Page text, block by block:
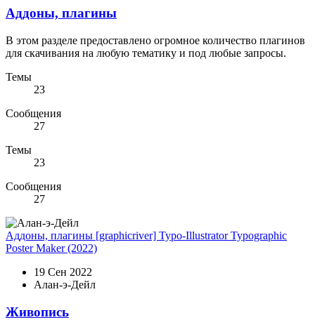
Аддоны, плагины
В этом разделе предоставлено огромное количество плагинов
для скачивания на любую тематику и под любые запросы.
Темы
23
Сообщения
27
Темы
23
Сообщения
27
Аддоны, плагины [graphicriver] Typo-Illustrator Typographic
Poster Maker (2022)
19 Сен 2022
Алан-э-Дейл
Живопись